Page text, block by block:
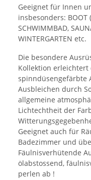
Geeignet für Innen
insbesonders:
SCHWIMMBAD,
WINTERGARTEN etc.
Die besondere
Kollektion erleichtert
spinndüsengefärbte
Ausbleichen durch
allgemeine
Lichtechtheit der
Geeignet auch für
Badezimmer und
Fäulnisverhütende
ölabstossend,
perlen ab !